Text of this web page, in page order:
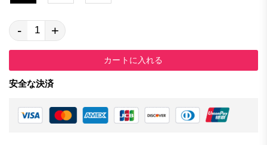
- +
カートに入れる
安全な決済